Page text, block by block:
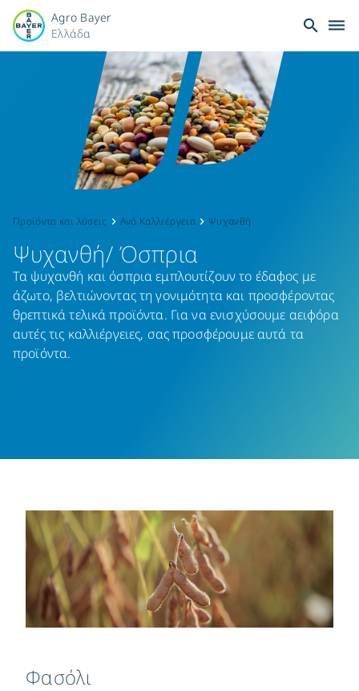
Agro Bayer
Ελλάδα
search dehaze
Όσπρια:
Προστασία
Φροντίδα
για
Ποιοτική
Παραγωγή
Προϊόντα και λύσεις keyboard_arrow_right Ανά Καλλιέργειαkeyboard_arrow_right Ψυχανθή
Ψυχανθή/ Όσπρια
Τα ψυχανθή και όσπρια εμπλουτίζουν το έδαφος με
άζωτο, βελτιώνοντας τη γονιμότητα και προσφέροντας
θρεπτικά τελικά προϊόντα. Για να ενισχύσουμε αειφόρα
αυτές τις καλλιέργειες, σας προσφέρουμε αυτά τα
προϊόντα.
Φασόλι